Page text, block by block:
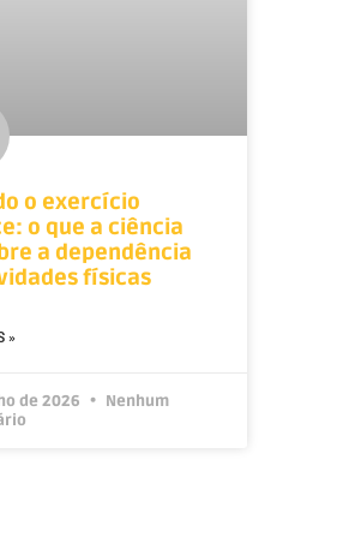
o exercício
o que a ciência
a dependência
físicas
»
de 2026
Nenhum